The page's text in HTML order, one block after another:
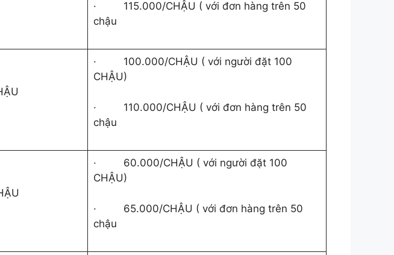
· 115.000/CHẬU ( với đơn hàng trên 50
chậu
· 100.000/CHẬU ( với người đặt 100
CHẬU)
· 110.000/CHẬU ( với đơn hàng trên 50
chậu
· 60.000/CHẬU ( với người đặt 100
CHẬU)
· 65.000/CHẬU ( với đơn hàng trên 50
chậu